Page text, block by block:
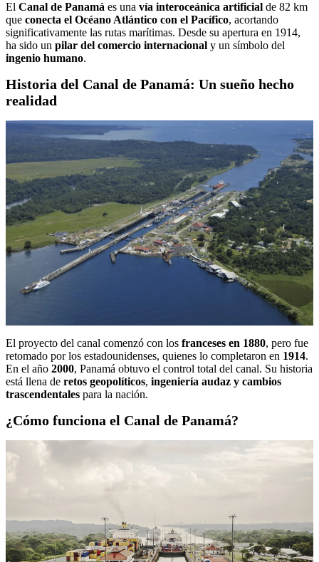
El Canal de Panamá es una vía interoceánica artificial de 82 km
que conecta el Océano Atlántico con el Pacífico, acortando
significativamente las rutas marítimas. Desde su apertura en 1914,
ha sido un pilar del comercio internacional y un símbolo del
ingenio humano.
Historia del Canal de Panamá: Un sueño hecho
realidad
El proyecto del canal comenzó con los franceses en 1880, pero fue
retomado por los estadounidenses, quienes lo completaron en 1914.
En el año 2000, Panamá obtuvo el control total del canal. Su historia
está llena de retos geopolíticos, ingeniería audaz y cambios
trascendentales para la nación.
¿Cómo funciona el Canal de Panamá?